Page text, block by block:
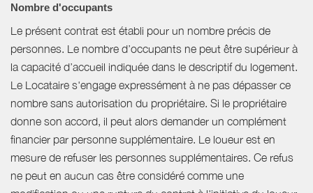
Nombre d'occupants
Le présent contrat est établi pour un nombre précis de
personnes. Le nombre d’occupants ne peut être supérieur à
la capacité d’accueil indiquée dans le descriptif du logement.
Le Locataire s'engage expressément à ne pas dépasser ce
nombre sans autorisation du propriétaire. Si le propriétaire
donne son accord, il peut alors demander un complément
financier par personne supplémentaire. Le loueur est en
mesure de refuser les personnes supplémentaires. Ce refus
ne peut en aucun cas être considéré comme une